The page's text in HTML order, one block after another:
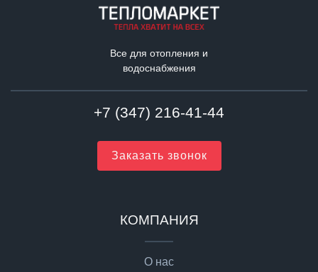
Все для отопления и
водоснабжения
+7 (347) 216-41-44
Заказать звонок
КОМПАНИЯ
О нас